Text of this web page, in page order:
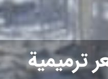
ترميمية